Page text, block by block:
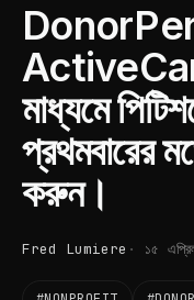
মাধ্যমে
প্রথমবারের
করুন।
Fred Lumiere ১৫